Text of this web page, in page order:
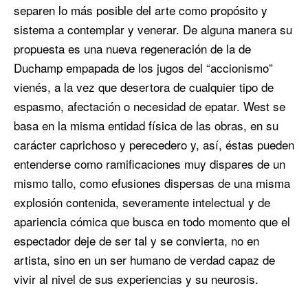
separen lo más posible del arte como propósito y
sistema a contemplar y venerar. De alguna manera su
propuesta es una nueva regeneración de la de
Duchamp empapada de los jugos del “accionismo”
vienés, a la vez que desertora de cualquier tipo de
espasmo, afectación o necesidad de epatar. West se
basa en la misma entidad física de las obras, en su
carácter caprichoso y perecedero y, así, éstas pueden
entenderse como ramificaciones muy dispares de un
mismo tallo, como efusiones dispersas de una misma
explosión contenida, severamente intelectual y de
apariencia cómica que busca en todo momento que el
espectador deje de ser tal y se convierta, no en
artista, sino en un ser humano de verdad capaz de
vivir al nivel de sus experiencias y su neurosis.